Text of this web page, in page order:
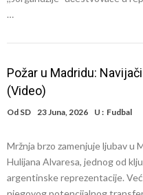
…
Požar u Madridu:
(Video)
Od SD 23 Juna, 2026 U : Fudbal
Mržnja brzo zamenjuje ljubav u
Hulijana Alvaresa, jednog od
argentinske reprezentacije.